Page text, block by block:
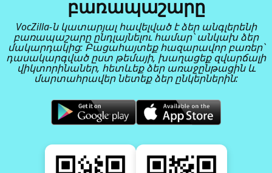
բառապաշարը
VocZilla-ն կատարյալ հավելված է ձեր անգլերենի
բառապաշարը ընդլայնելու համար՝ անկախ ձեր
մակարդակից: Բացահայտեք հազարավոր բառեր՝
դասակարգված ըստ թեմայի, խաղացեք զվարճալի
վիկտորինաներ, հետևեք ձեր առաջընթացին և
մարտահրավեր նետեք ձեր ընկերներին: